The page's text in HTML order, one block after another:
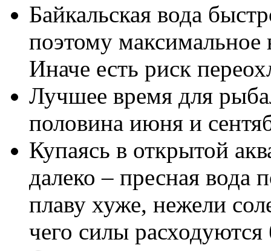
Байкальская вода
поэтому
Иначе есть риск
Лучшее время для
половина июня и
Купаясь в открытой
далеко – пресная вода
плаву хуже, нежели
чего силы расходуются